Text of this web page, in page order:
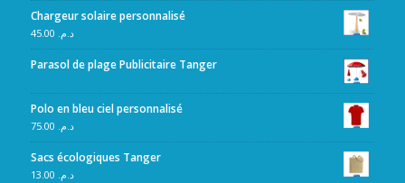
Chargeur solaire personnalisé
د.م.
Parasol de plage Publicitaire Tanger
Polo en bleu ciel personnalisé
د.م.
Sacs écologiques Tanger
د.م.